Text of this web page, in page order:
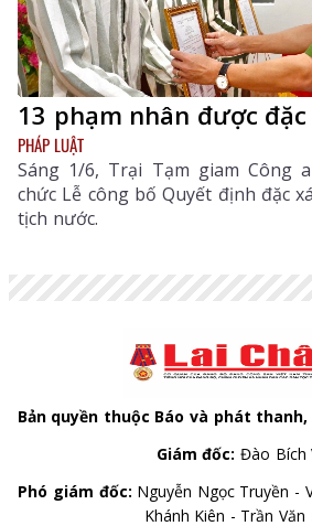
13 phạm nhân được
PHÁP LUẬT
Sáng 1/6, Trại Tạm giam Công
chức Lễ công bố Quyết định đặc
tịch nước.
Bản quyền thuộc Báo và phát
Giám đốc: Đào Bích
Phó giám đốc: Nguyễn Ngọc Truyền -
Khánh Kiên - Trần Văn